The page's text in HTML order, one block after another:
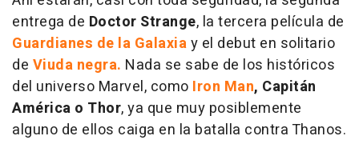
entrega de Doctor Strange, la tercera película de
Guardianes de la Galaxiay el debut en solitario
de Viuda negra. Nada se sabe de los históricos
del universo Marvel, como Iron Man, Capitán
América o Thor, ya que muy posiblemente
alguno de ellos caiga en la batalla contra Thanos.